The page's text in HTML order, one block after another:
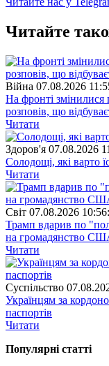
Читайте
Війна 07.08.2026
На фронті
розповів, що
Читати
Здоров'я 07.08.2026
Солодощі, які варто
Читати
Свiт 07.08.2026
Трамп вдарив по
на громадянство
Читати
Суспiльство
Українцям за
паспортів
Читати
Популярнi статтi